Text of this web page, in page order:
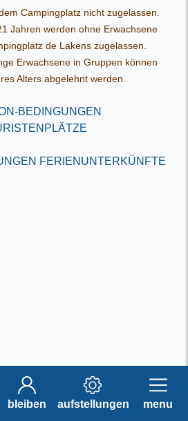
Campingplatz nicht zugelassen.
Jahren werden ohne Erwachsene
de Lakens zugelassen.
Erwachsene in Gruppen können
Alters abgelehnt werden.
BEDINGUNGEN
FERIENUNTERKÜNFTE
bleiben aufstellungen menu